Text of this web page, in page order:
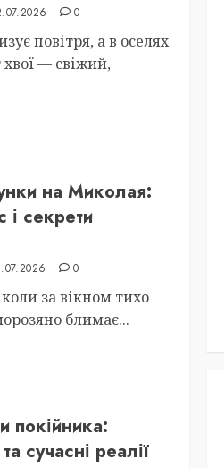
0
повітря, а в оселях
хвої — свіжий,
на Миколая:
і секрети
0
за вікном тихо
блимає...
покійника:
сучасні реалії